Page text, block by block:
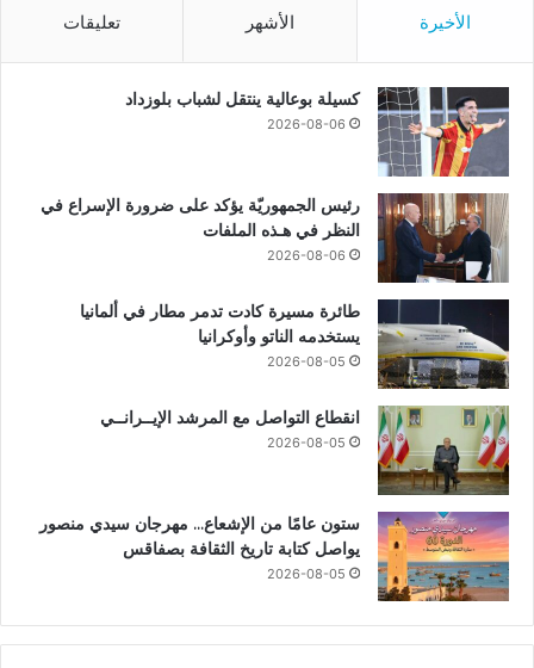
الأخيرة الأشهر تعليقات
كسيلة بوعالية ينتقل لشباب بلوزداد
2026-08-06
رئيس الجمهوريّة يؤكد على ضرورة الإسراع في
النظر في هـذه الملفات
2026-08-06
طائرة مسيرة كادت تدمر مطار في ألمانيا
يستخدمه الناتو وأوكرانيا
2026-08-05
انقطاع التواصل مع المرشد الإيــرانــي
2026-08-05
ستون عامًا من الإشعاع… مهرجان سيدي منصور
يواصل كتابة تاريخ الثقافة بصفاقس
2026-08-05